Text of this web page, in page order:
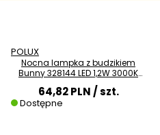
POLUX
Nocna lampka z budzikiem
Bunny 328144 LED 1,2W 3000K
królik szary biały
64,82 PLN/ szt.
Dostępne